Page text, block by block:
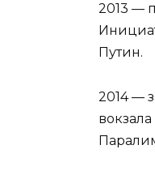
2013 —
Путин.
2014 —